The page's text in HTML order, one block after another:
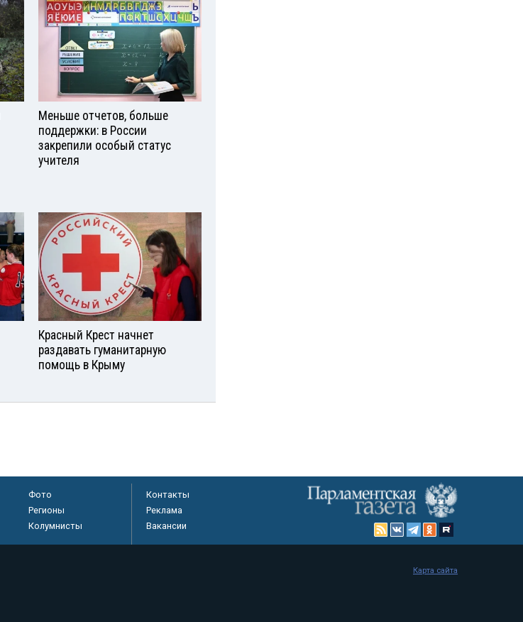
Меньше отчетов, больше
поддержки: в России
закрепили особый статус
учителя
Красный Крест начнет
раздавать гуманитарную
помощь в Крыму
Фото
Регионы
Колумнисты
Контакты
Реклама
Вакансии
Карта сайта